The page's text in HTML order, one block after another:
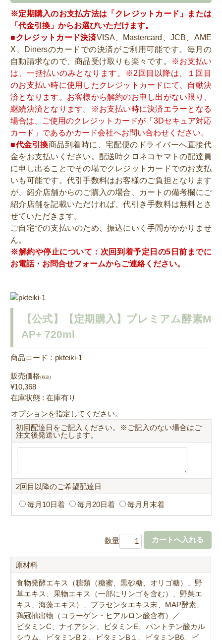
※定期購入のお支払方法は「クレジットカード」または
「代金引換」からお選びいただけます。
■クレジットカード決済VISA、Mastercard、JCB、AME
X、Dinersのカードでの決済がご利用可能です。毎月の
自動請求なので、商品受け取りも楽々です。
※お支払い
は、一括払いのみとなります。※2回目以降は、１回目
のお支払い時に使用したクレジットカードにて、自動決
済となります。お客様から解約のお申し出がない限り、
継続決済となります。※お支払い時に決済エラーとなる
場合は、ご使用のクレジットカードが「3Dセキュア対応
カード」であるかカード会社へお問い合わせください。
■代金引換商品到着時に、宅配便のドライバーへ直接代
金をお支払いください。配送時クロネコヤマトの配達員
に申し出ることでその場でクレジットカードでのお支払
いも可能です。代引手数料はお客様のご負担となります
が、紹介店舗からのご購入の場合、カートの備考欄にご
紹介店舗を記載いただければ、代引き手数料は無料とさ
せていただきます。
ご自宅での支払いのため、振込にいく手間がかかりませ
ん。
※解約や停止について：次回到着予定日の5日前までに
お電話・お問合せフォームからご連絡ください。
【公式】【定期購入】プレミアム酵素M
AP+ 720ml
商品コード：pkteiki-1
販売価格(税込)
¥10,368
在庫状態 : 在庫有り
オプションを指定してください。
初回配達日をご記入ください。※ご記入のない場合はご
注文後発送いたします。
2回目以降のご希望配達日
毎月10日着 毎月20日着 毎月月末着
数量
原材料
食物発酵エキス（糖類（糖蜜、黒砂糖、オリゴ糖）、野
草エキス、果物エキス（一部にリンゴを含む）、野菜エ
キス、海藻エキス）、プラセンタエキス末、MAP酵素、
鶏冠抽出物（コラーゲン・ヒアルロン酸含有）／
ビタミンC、ナイアシン、ビタミンE、パントテン酸カル
シウム、ビタミンB２、ビタミンB１、ビタミンB6、ビ